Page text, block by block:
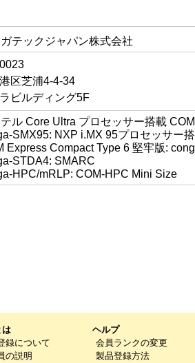
テックジャパン株式会社
区芝浦4-4-34
ビルディング5F
ル Core Ultra プロセッサー搭載
SMX95: NXP i.MX 95プロセッサー
Express Compact Type 6 堅牢版:
STDA4: SMARC
HPC/mRLP: COM-HPC Mini Size
は
録について
の説明
ヘルプ
会員ランクの変更
製品登録方法